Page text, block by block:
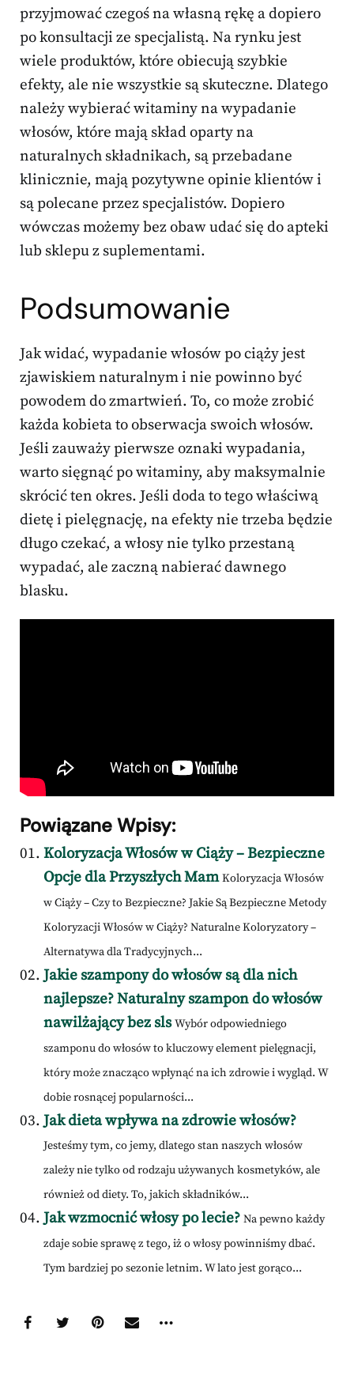
przyjmować czegoś na własną rękę a dopiero
po konsultacji ze specjalistą. Na rynku jest
wiele produktów, które obiecują szybkie
efekty, ale nie wszystkie są skuteczne. Dlatego
należy wybierać witaminy na wypadanie
włosów, które mają skład oparty na
naturalnych składnikach, są przebadane
klinicznie, mają pozytywne opinie klientów i
są polecane przez specjalistów. Dopiero
wówczas możemy bez obaw udać się do apteki
lub sklepu z suplementami.
Podsumowanie
Jak widać, wypadanie włosów po ciąży jest
zjawiskiem naturalnym i nie powinno być
powodem do zmartwień. To, co może zrobić
każda kobieta to obserwacja swoich włosów.
Jeśli zauważy pierwsze oznaki wypadania,
warto sięgnąć po witaminy, aby maksymalnie
skrócić ten okres. Jeśli doda to tego właściwą
dietę i pielęgnację, na efekty nie trzeba będzie
długo czekać, a włosy nie tylko przestaną
wypadać, ale zaczną nabierać dawnego
blasku.
Powiązane Wpisy:
Koloryzacja Włosów w Ciąży – Bezpieczne
Opcje dla Przyszłych Mam Koloryzacja Włosów
w Ciąży – Czy to Bezpieczne? Jakie Są Bezpieczne Metody
Koloryzacji Włosów w Ciąży? Naturalne Koloryzatory –
Alternatywa dla Tradycyjnych...
Jakie szampony do włosów są dla nich
najlepsze? Naturalny szampon do włosów
nawilżający bez sls Wybór odpowiedniego
szamponu do włosów to kluczowy element pielęgnacji,
który może znacząco wpłynąć na ich zdrowie i wygląd. W
dobie rosnącej popularności...
Jak dieta wpływa na zdrowie włosów?
Jesteśmy tym, co jemy, dlatego stan naszych włosów
zależy nie tylko od rodzaju używanych kosmetyków, ale
również od diety. To, jakich składników...
Jak wzmocnić włosy po lecie? Na pewno każdy
zdaje sobie sprawę z tego, iż o włosy powinniśmy dbać.
Tym bardziej po sezonie letnim. W lato jest gorąco...